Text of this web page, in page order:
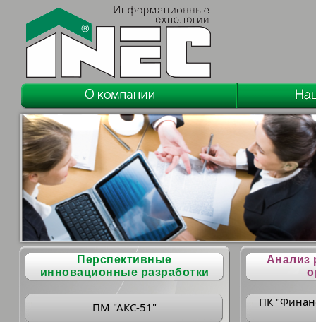
Перспективные
инновационные разработки
ПМ "АКС-51"
Анализ
ПК